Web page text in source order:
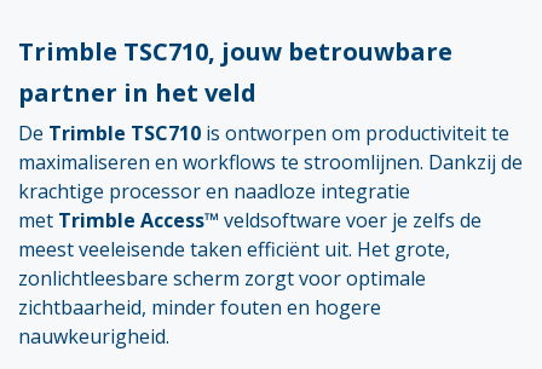
Trimble TSC710, jouw betrouwbare
partner in het veld
De Trimble TSC710 is ontworpen om productiviteit te
maximaliseren en workflows te stroomlijnen. Dankzij de
krachtige processor en naadloze integratie
met Trimble Access™ veldsoftware voer je zelfs de
meest veeleisende taken efficiënt uit. Het grote,
zonlichtleesbare scherm zorgt voor optimale
zichtbaarheid, minder fouten en hogere
nauwkeurigheid.